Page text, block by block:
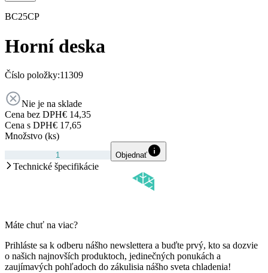
BC25CP
Horní deska
Číslo položky:11309
Nie je na sklade
Cena bez DPH€ 14,35
Cena s DPH€ 17,65
Množstvo (ks)
Objednať
Technické špecifikácie
Máte chuť na viac?
Prihláste sa k odberu nášho newslettera a buďte prvý, kto sa dozvie
o našich najnovších produktoch, jedinečných ponukách a
zaujímavých pohľadoch do zákulisia nášho sveta chladenia!